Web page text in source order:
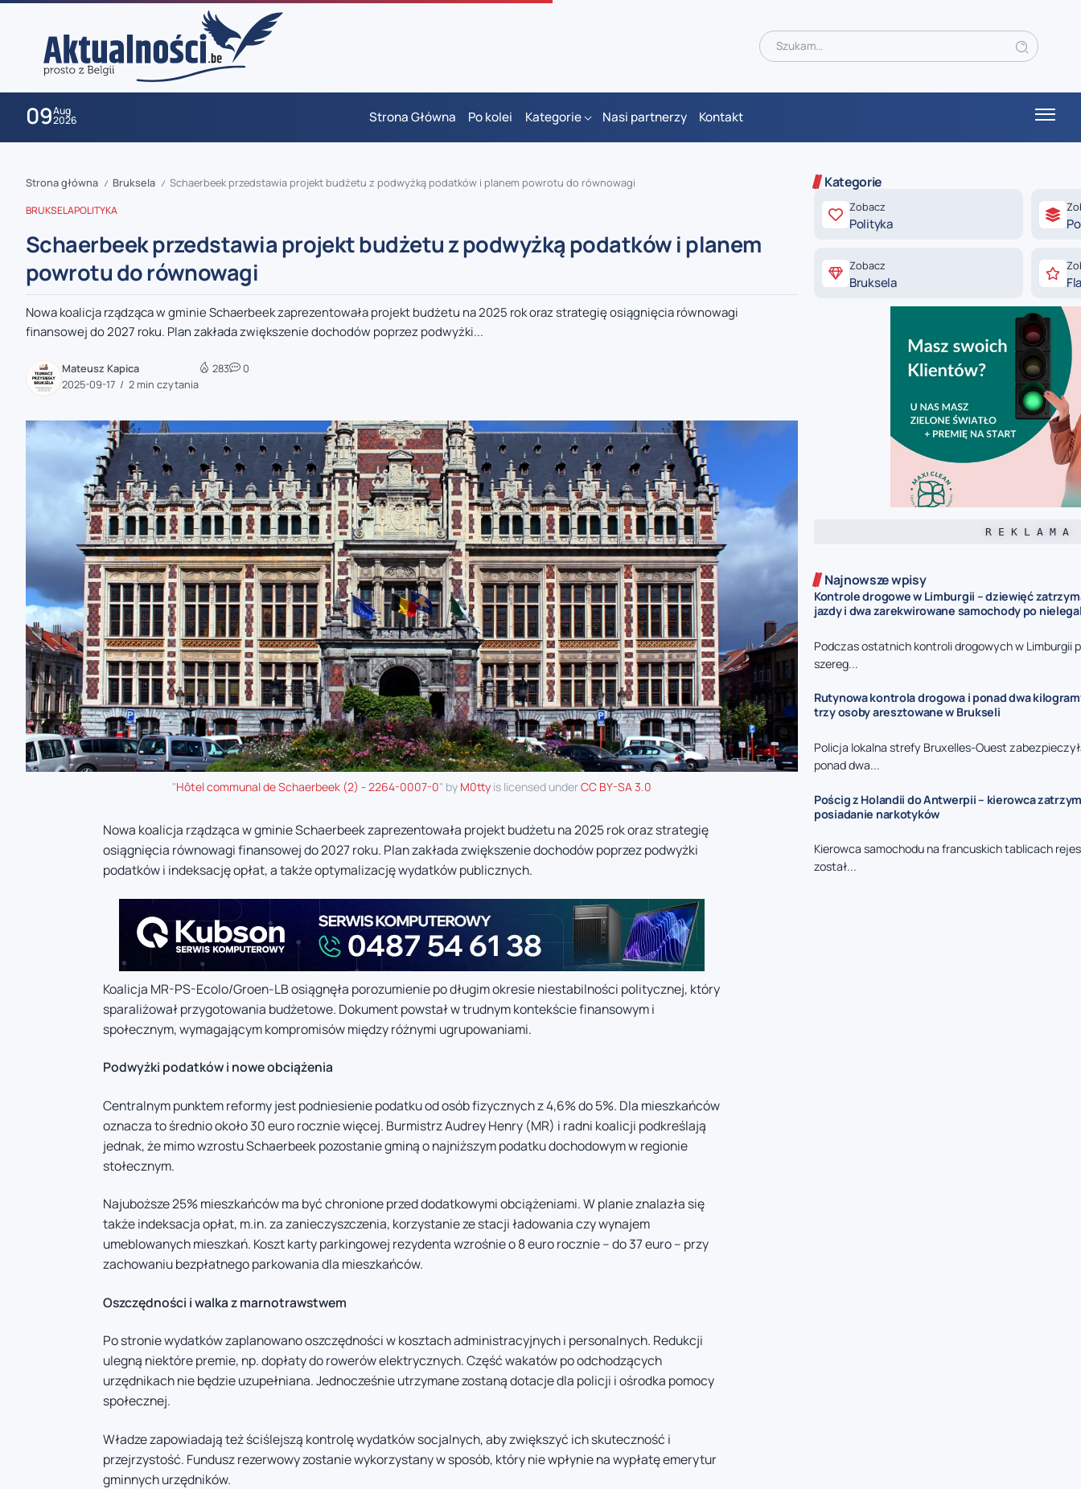
09Aug
2026 Strona Główna Po kolei Kategorie Nasi partnerzy Kontakt
zaobserwuj nas
zaobserwuj nas
zaobserwuj nas
zaobserwuj nas
zaobserwuj nas
Strona główna / Bruksela / Schaerbeek przedstawia projekt budżetu z podwyżką podatków i planem powrotu do równowagi
BRUKSELAPOLITYKA
Schaerbeek przedstawia projekt budżetu z podwyżką podatków i planem
powrotu do równowagi
Nowa koalicja rządząca w gminie Schaerbeek zaprezentowała projekt budżetu na 2025 rok oraz strategię osiągnięcia równowagi
finansowej do 2027 roku. Plan zakłada zwiększenie dochodów poprzez podwyżki...
Mateusz Kapica
2025-09-17
2 min czytania
283 0
"Hôtel communal de Schaerbeek (2) - 2264-0007-0" by M0tty is licensed underCC BY-SA 3.0
Nowa koalicja rządząca w gminie Schaerbeek zaprezentowała projekt budżetu na 2025 rok oraz strategię
osiągnięcia równowagi finansowej do 2027 roku. Plan zakłada zwiększenie dochodów poprzez podwyżki
podatków i indeksację opłat, a także optymalizację wydatków publicznych.
Koalicja MR-PS-Ecolo/Groen-LB osiągnęła porozumienie po długim okresie niestabilności politycznej, który
sparaliżował przygotowania budżetowe. Dokument powstał w trudnym kontekście finansowym i
społecznym, wymagającym kompromisów między różnymi ugrupowaniami.
Podwyżki podatków i nowe obciążenia
Centralnym punktem reformy jest podniesienie podatku od osób fizycznych z 4,6% do 5%. Dla mieszkańców
oznacza to średnio około 30 euro rocznie więcej. Burmistrz Audrey Henry (MR) i radni koalicji podkreślają
jednak, że mimo wzrostu Schaerbeek pozostanie gminą o najniższym podatku dochodowym w regionie
stołecznym.
Najuboższe 25% mieszkańców ma być chronione przed dodatkowymi obciążeniami. W planie znalazła się
także indeksacja opłat, m.in. za zanieczyszczenia, korzystanie ze stacji ładowania czy wynajem
umeblowanych mieszkań. Koszt karty parkingowej rezydenta wzrośnie o 8 euro rocznie – do 37 euro – przy
zachowaniu bezpłatnego parkowania dla mieszkańców.
Oszczędności i walka z marnotrawstwem
Po stronie wydatków zaplanowano oszczędności w kosztach administracyjnych i personalnych. Redukcji
ulegną niektóre premie, np. dopłaty do rowerów elektrycznych. Część wakatów po odchodzących
urzędnikach nie będzie uzupełniana. Jednocześnie utrzymane zostaną dotacje dla policji i ośrodka pomocy
społecznej.
Władze zapowiadają też ściślejszą kontrolę wydatków socjalnych, aby zwiększyć ich skuteczność i
przejrzystość. Fundusz rezerwowy zostanie wykorzystany w sposób, który nie wpłynie na wypłatę emerytur
gminnych urzędników.
Kategorie
Zobacz
Polityka
Zobacz
Bruksela
R E K L A M A
Najnowsze wpisy
Kontrole drogowe w Limburgii – dziewięć
jazdy i dwa zarekwirowane samochody po
Podczas ostatnich kontroli drogowych w Limburgii
szereg...
Rutynowa kontrola drogowa i ponad dwa
trzy osoby aresztowane w Brukseli
Policja lokalna strefy Bruxelles-Ouest
ponad dwa...
Pościg z Holandii do Antwerpii – kierowca
posiadanie narkotyków
Kierowca samochodu na francuskich tablicach
został...